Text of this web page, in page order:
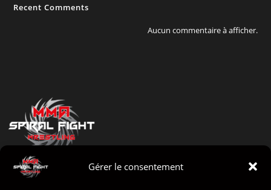
Gérer le consentement
Recent Comments
Aucun commentaire à afficher.